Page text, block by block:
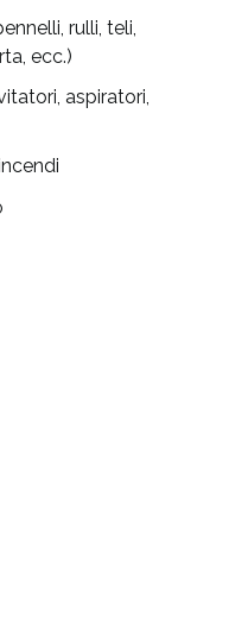
rulli, teli,
ecc.)
aspiratori,